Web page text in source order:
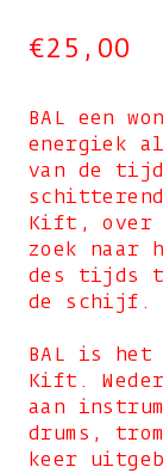
€25,00
BAL een
energiek
van de
Kift, over
zoek naar
des tijds
de schijf.
BAL is het
Kift.
aan
drums,
keer